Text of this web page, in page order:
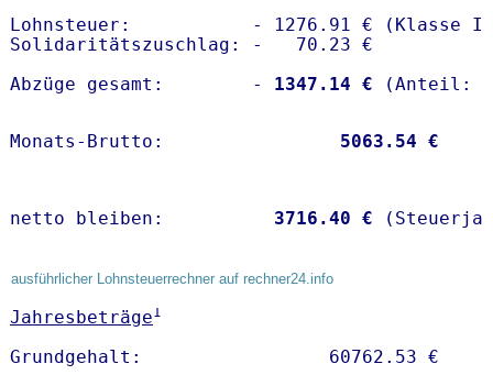
Lohnsteuer:           - 1276.91 € (Klasse I)
Solidaritätszuschlag: -   70.23 €
Abzüge gesamt:        -
1347.14 €
Monats-Brutto: 5063.54 €
netto bleiben: 3716.40 €
ausführlicher Lohnsteuerrechner auf rechner24.info
Jahresbeträge1